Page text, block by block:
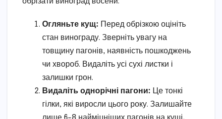
Огляньте кущ: Перед обрізкою оцініть
стан винограду. Зверніть увагу на
товщину пагонів, наявність пошкоджень
чи хвороб. Видаліть усі сухі листки і
залишки грон.
Видаліть однорічні пагони: Це тонкі
гілки, які виросли цього року. Залишайте